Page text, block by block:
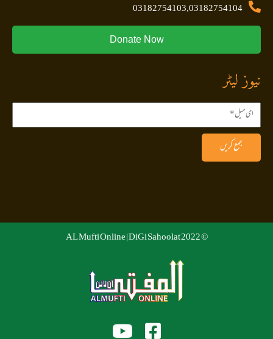
03182754103,03182754104
Donate Now
نیوز لیٹر
جمع کریں
© 2022 AL Mufti Online |
DiGi Sahoolat